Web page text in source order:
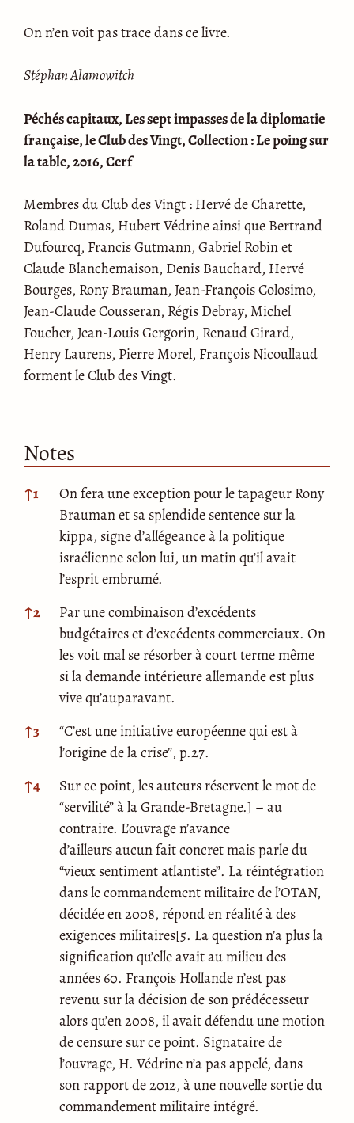
On n’en voit pas trace dans ce livre.
Stéphan Alamowitch
Péchés capitaux, Les sept impasses de la diplomatie
française, le Club des Vingt, Collection : Le poing sur
la table, 2016, Cerf
Membres du Club des Vingt : Hervé de Charette,
Roland Dumas, Hubert Védrine ainsi que Bertrand
Dufourcq, Francis Gutmann, Gabriel Robin et
Claude Blanchemaison, Denis Bauchard, Hervé
Bourges, Rony Brauman, Jean-François Colosimo,
Jean-Claude Cousseran, Régis Debray, Michel
Foucher, Jean-Louis Gergorin, Renaud Girard,
Henry Laurens, Pierre Morel, François Nicoullaud
forment le Club des Vingt.
Notes
Notes
↑1
On fera une exception pour le tapageur Rony
Brauman et sa splendide sentence sur la
kippa, signe d’allégeance à la politique
israélienne selon lui, un matin qu’il avait
l’esprit embrumé.
↑2
Par une combinaison d’excédents
budgétaires et d’excédents commerciaux. On
les voit mal se résorber à court terme même
si la demande intérieure allemande est plus
vive qu’auparavant.
↑3
“C’est une initiative européenne qui est à
l’origine de la crise”, p.27.
↑4
Sur ce point, les auteurs réservent le mot de
“servilité” à la Grande-Bretagne.] – au
contraire. L’ouvrage n’avance
d’ailleurs aucun fait concret mais parle du
“vieux sentiment atlantiste”. La réintégration
dans le commandement militaire de l’OTAN,
décidée en 2008, répond en réalité à des
exigences militaires[5. La question n’a plus la
signification qu’elle avait au milieu des
années 60. François Hollande n’est pas
revenu sur la décision de son prédécesseur
alors qu’en 2008, il avait défendu une motion
de censure sur ce point. Signataire de
l’ouvrage, H. Védrine n’a pas appelé, dans
son rapport de 2012, à une nouvelle sortie du
commandement militaire intégré.